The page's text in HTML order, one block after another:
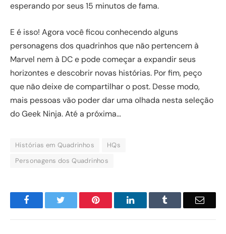
esperando por seus 15 minutos de fama.
E é isso! Agora você ficou conhecendo alguns
personagens dos quadrinhos que não pertencem à
Marvel nem à DC e pode começar a expandir seus
horizontes e descobrir novas histórias. Por fim, peço
que não deixe de compartilhar o post. Desse modo,
mais pessoas vão poder dar uma olhada nesta seleção
do Geek Ninja. Até a próxima…
Histórias em Quadrinhos
HQs
Personagens dos Quadrinhos
Facebook Pinterest LinkedIn Email